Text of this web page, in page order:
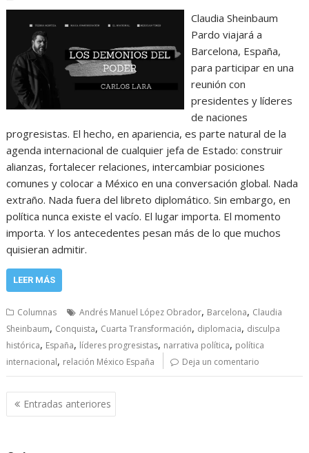
Claudia Sheinbaum
Pardo viajará a
Barcelona, España,
para participar en una
reunión con
presidentes y líderes
de naciones
progresistas. El hecho, en apariencia, es parte natural de la
agenda internacional de cualquier jefa de Estado: construir
alianzas, fortalecer relaciones, intercambiar posiciones
comunes y colocar a México en una conversación global. Nada
extraño. Nada fuera del libreto diplomático. Sin embargo, en
política nunca existe el vacío. El lugar importa. El momento
importa. Y los antecedentes pesan más de lo que muchos
quisieran admitir.
LEER MÁS
Columnas Andrés Manuel López Obrador, Barcelona, Claudia
Sheinbaum, Conquista, Cuarta Transformación, diplomacia, disculpa
histórica, España, líderes progresistas, narrativa política, política
internacional, relación México España Deja un comentario
Navegación
de
Entradas anteriores